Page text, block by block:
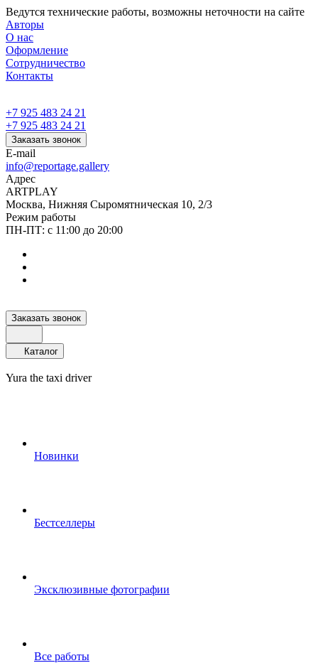
Ведутся технические работы, возможны неточности на сайте
Авторы
О нас
Оформление
Сотрудничество
Контакты
+7 925 483 24 21
+7 925 483 24 21
Заказать звонок
E-mail
info@reportage.gallery
Адрес
ARTPLAY
Москва, Нижняя Сыромятническая 10, 2/3
Режим работы
ПН-ПТ: с 11:00 до 20:00
Заказать звонок
Каталог
Yura the taxi driver
Новинки
Бестселлеры
Эксклюзивные фотографии
Все работы